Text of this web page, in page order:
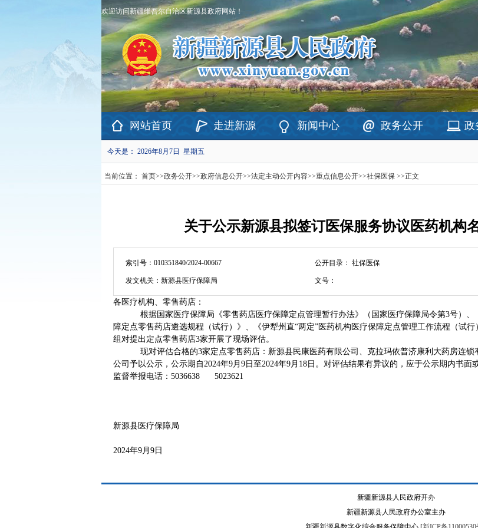
欢迎访问新疆维吾尔自治区新源县政府网站！
网站首页 走进新源 新闻中心 政务公开 政
今天是： 2026年8月7日 星期五
当前位置： 首页>>政务公开>>政府信息公开>>法定主动公开内容>>重点信息公开>>社保医保 >>正文
关于公示新源县拟签订医保服务协议医药机构
索引号： 010351840/2024-00667 公开目录： 社保医保
发文机关： 新源县医疗保障局 文号：
各医疗机构、零售药店：
根据国家医疗保障局《零售药店医疗保障定点管理暂行办法》（国家医疗保障局令第3号）、
障定点零售药店遴选规程（试行）》、《伊犁州直“两定”医药机构医疗保障定点管理工作流程（试
组对提出定点零售药店3家开展了现场评估。
现对评估合格的3家定点零售药店：新源县民康医药有限公司、克拉玛依普济康利大药房连锁
公司予以公示，公示期自2024年9月9日至2024年9月18日。对评估结果有异议的，应于公示期内书面
监督举报电话：5036638 5023621
新源县医疗保障局
2024年9月9日
新疆新源县人民政府开办
新疆新源县人民政府办公室主办